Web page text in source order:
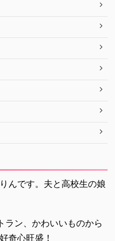
んです。夫と高校生の娘
ラン、かわいいものから
奇心旺盛！